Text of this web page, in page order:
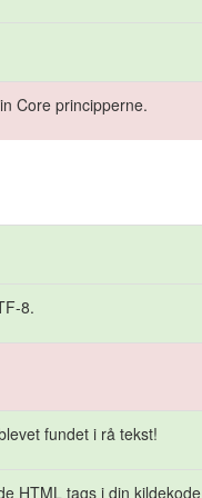
Core principperne.
8.
fundet i rå tekst!
HTML tags i din kildekode